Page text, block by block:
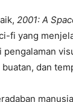
2001: A
fi yang
dan